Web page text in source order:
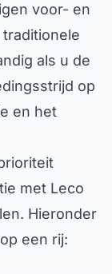
voor- en
als u de
op
en het
met Leco
Hieronder
een rij: